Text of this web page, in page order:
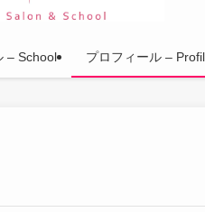
– School プロフィール –